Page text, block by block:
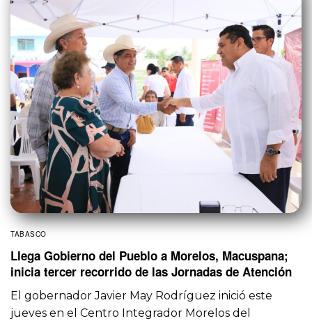
TABASCO
Llega Gobierno del Pueblo a Morelos, Macuspana;
inicia tercer recorrido de las Jornadas de Atención
El gobernador Javier May Rodríguez inició este
jueves en el Centro Integrador Morelos del